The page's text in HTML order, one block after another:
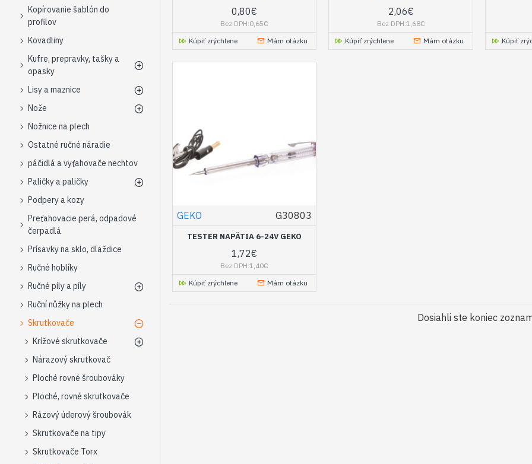
Kopírovanie šablón do
profilov
Kovadliny
Kufre, prepravky, tašky a
opasky
Lisy a maznice
Nože
Nožnice na plech
Ostatné ručné náradie
páčidlá a vyťahovače nechtov
Paličky a paličky
Podpery a kozy
Preťahovacie perá, odpadové
čerpadlá
Prísavky na sklo, dlaždice
Ručné hoblíky
Ručné píly a píly
Ruční nůžky na plech
Skrutkovače
Krížové skrutkovače
Nárazový skrutkovač
Ploché rovné šroubováky
Ploché, rovné skrutkovače
Rázový úderový šroubovák
Skrutkovače na tipy
Skrutkovače Torx
0,80€
Bez DPH:0,65€
Kúpiť zrýchlene
Mám otázku
2,06€
Bez DPH:1,68€
Kúpiť zrýchlene
Mám otázku Kúpiť
GEKO G30803
TESTER NAPÄTIA 6-24V GEKO
1,72€
Bez DPH:1,40€
Kúpiť zrýchlene
Mám otázku
Dosiahli ste koniec